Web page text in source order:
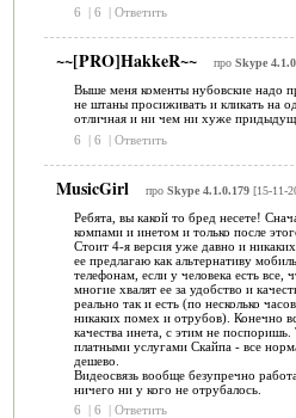
6
| 6 | Ответить
~~[PRO]HakkeR~~ про Skype
Выше меня коменты нубовские надо
не штаны просиживать и кликать на
отличная и ни чем ни хуже
6
| 6 | Ответить
MusicGirl про Skype 4.1.0.179[15-11-
Ребята, вы какой то бред несете!
компами и инетом и только после
Стоит 4-я версия уже давно и
ее предлагаю как альтернативу
телефонам, если у человека есть все,
многие хвалят ее за удобство и
реально так и есть (по несколько
никаких помех и отрубов). Конечно
качества инета, с этим не
платными услугами Скайпа - все
дешево.
Видеосвязь вообще безупречно
ничего ни у кого не отрубалось.
6
| 6 | Ответить